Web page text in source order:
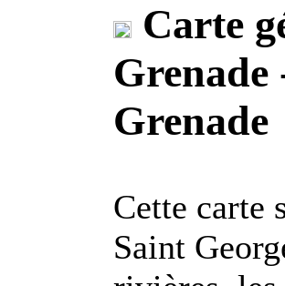
Carte
Grenade
Grenade
Cette carte
Saint